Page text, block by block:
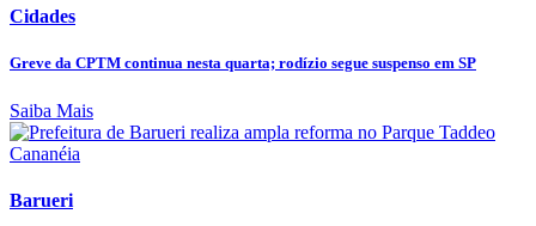
Cidades
Greve da CPTM continua nesta quarta; rodízio segue suspenso em SP
Saiba Mais
Barueri